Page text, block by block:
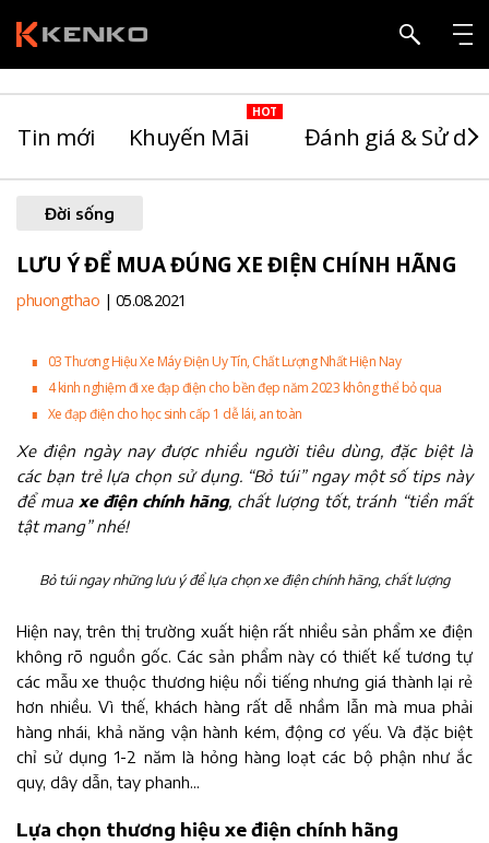
Tin mới Khuyến Mãi Đánh giá & Sử
Đời sống
LƯU Ý ĐỂ MUA ĐÚNG XE ĐIỆN CHÍNH HÃNG
phuongthao | 05.08.2021
∎
03 Thương Hiệu Xe Máy Điện Uy Tín, Chất Lượng Nhất Hiện Nay
∎
4 kinh nghiệm đi xe đạp điện cho bền đẹp năm 2023 không thể bỏ qua
∎ Xe đạp điện cho học sinh cấp 1 dễ lái, an toàn
Xe điện ngày nay được nhiều người tiêu dùng, đặc biệt là
các bạn trẻ lựa chọn sử dụng. “Bỏ túi” ngay một số tips này
để mua xe điện chính hãng, chất lượng tốt, tránh “tiền mất
tật mang” nhé!
Bỏ túi ngay những lưu ý để lựa chọn xe điện chính hãng, chất lượng
Hiện nay, trên thị trường xuất hiện rất nhiều sản phẩm xe điện
không rõ nguồn gốc. Các sản phẩm này có thiết kế tương tự
các mẫu xe thuộc thương hiệu nổi tiếng nhưng giá thành lại rẻ
hơn nhiều. Vì thế, khách hàng rất dễ nhầm lẫn mà mua phải
hàng nhái, khả năng vận hành kém, động cơ yếu. Và đặc biệt
chỉ sử dụng 1-2 năm là hỏng hàng loạt các bộ phận như ắc
quy, dây dẫn, tay phanh...
Lựa chọn thương hiệu xe điện chính hãng